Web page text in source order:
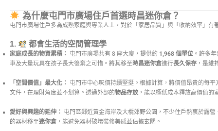
為什麼屯門市廣場住戶首選時昌迷你倉？
屯門市廣場住戶多為成熟家庭與專業人士，對於「家居品質」與「收納效率」有
1. 都會生活的空間管理學
家庭成長的物資累積： 屯門市廣場共有 8 座大廈，提供約 1,968 個單位 。許多
車及大量玩具在孩子長大後棄之可惜。將其移至時昌迷你倉進行長久保存 ，是維
「空間價值」最大化： 屯門市中心呎價持續堅挺。根據計算，將價值昂貴的每
文件，在理財角度並不划算。透過外部的物品存放 ，能以極低成本釋放高價值的
愛好與興趣的延伸： 屯門區鄰近黃金海岸及大欖郊野公園，不少住戶熱衷於露
的器材移至迷你倉 ，能避免器材破壞裝修美感並佔據玄關。